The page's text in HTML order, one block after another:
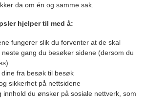
da om én og samme sak.
hjelper til med å:
fungerer slik du forventer at de skal
gang du besøker sidene (dersom du
fra besøk til besøk
sikkerhet på nettsidene
innhold du ønsker på sosiale nettverk, som